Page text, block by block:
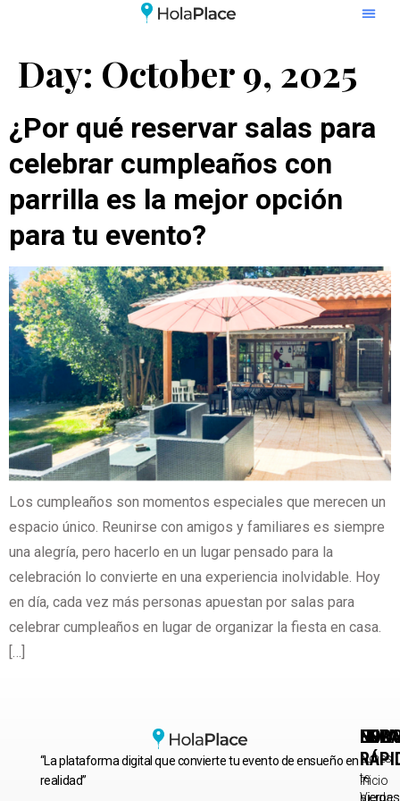
Day: October 9, 2025
¿Por qué reservar salas para
celebrar cumpleaños con
parrilla es la mejor opción
para tu evento?
Los cumpleaños son momentos especiales que merecen un
espacio único. Reunirse con amigos y familiares es siempre
una alegría, pero hacerlo en un lugar pensado para la
celebración lo convierte en una experiencia inolvidable. Hoy
en día, cada vez más personas apuestan por salas para
celebrar cumpleaños en lugar de organizar la fiesta en casa.
[…]
“La plataforma digital que convierte tu evento de ensueño en
realidad”
Lunes
–
Viernes
Inicio
No
te
pierdas